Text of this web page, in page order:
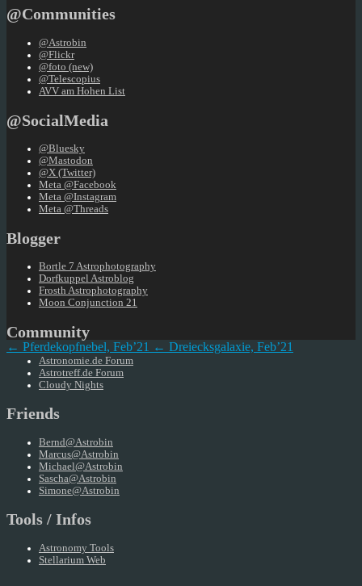
@Communities
@Astrobin
@Flickr
@foto (new)
@Telescopius
AVV am Hohen List
@SocialMedia
@Bluesky
@Mastodon
@X (Twitter)
Meta @Facebook
Meta @Instagram
Meta @Threads
Blogger
Bortle 7 Astrophotography
Dorfkuppel Astroblog
Frosth Astrophotography
Moon Conjunction 21
Community
Astronomie.de Forum
Astrotreff.de Forum
Cloudy Nights
Friends
Bernd@Astrobin
Marcus@Astrobin
Michael@Astrobin
Sascha@Astrobin
Simone@Astrobin
Tools / Infos
Astronomy Tools
Stellarium Web
← Pferdekopfnebel, Feb’21 ← Dreiecksgalaxie, Feb’21